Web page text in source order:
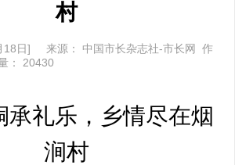
村
18日] 来源： 中国市长杂志社-市长网 作
： 20430
承礼乐，乡情尽在烟
涧村